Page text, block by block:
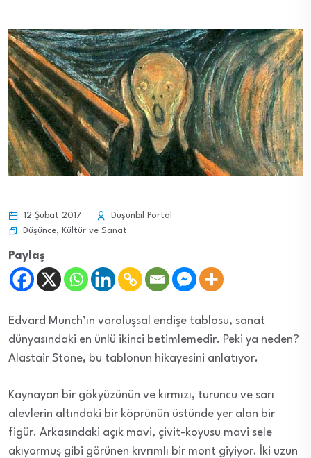
12 Şubat 2017
Düşünbil Portal
Düşünce, Kültür ve Sanat
Paylaş
Edvard Munch’ın varoluşsal endişe tablosu, sanat
dünyasındaki en ünlü ikinci betimlemedir. Peki ya neden?
Alastair Stone, bu tablonun hikayesini anlatıyor.
Kaynayan bir gökyüzünün ve kırmızı, turuncu ve sarı
alevlerin altındaki bir köprünün üstünde yer alan bir
figür. Arkasındaki açık mavi, çivit-koyusu mavi sele
akıyormuş gibi görünen kıvrımlı bir mont giyiyor. İki uzun